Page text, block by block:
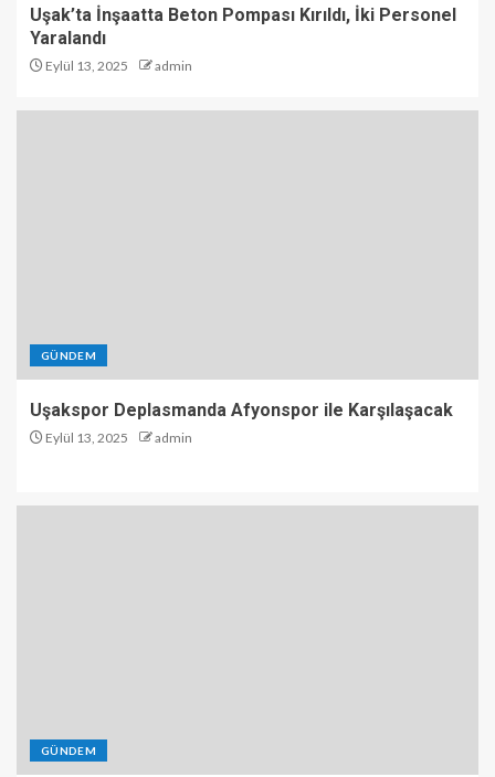
Uşak’ta İnşaatta Beton Pompası Kırıldı, İki Personel
Yaralandı
Eylül 13, 2025 admin
GÜNDEM
Uşakspor Deplasmanda Afyonspor ile Karşılaşacak
Eylül 13, 2025 admin
GÜNDEM